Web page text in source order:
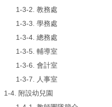
1-3-2. 教務處
1-3-3. 學務處
1-3-4. 總務處
1-3-5. 輔導室
1-3-6. 會計室
1-3-7. 人事室
1-4. 附設幼兒園